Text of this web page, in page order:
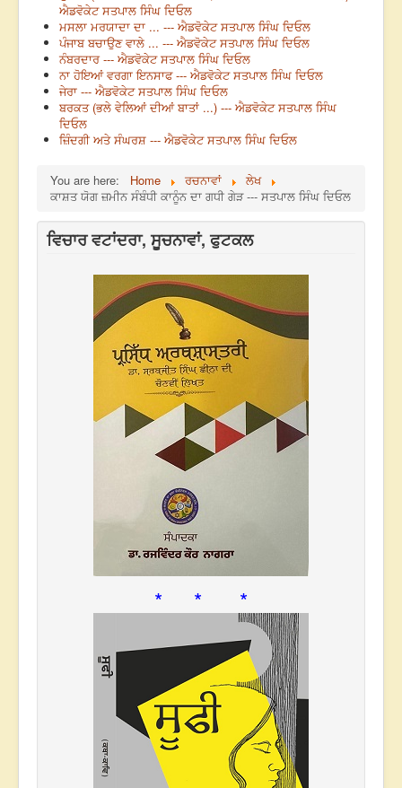
ਐਡਵੋਕੇਟ ਸਤਪਾਲ ਸਿੰਘ ਦਿਓਲ
ਮਸਲਾ ਮਰਯਾਦਾ ਦਾ ... --- ਐਡਵੋਕੇਟ ਸਤਪਾਲ ਸਿੰਘ ਦਿਓਲ
ਪੰਜਾਬ ਬਚਾਉਣ ਵਾਲੇ ... --- ਐਡਵੋਕੇਟ ਸਤਪਾਲ ਸਿੰਘ ਦਿਓਲ
ਨੰਬਰਦਾਰ --- ਐਡਵੋਕੇਟ ਸਤਪਾਲ ਸਿੰਘ ਦਿਓਲ
ਨਾ ਹੋਇਆਂ ਵਰਗਾ ਇਨਸਾਫ --- ਐਡਵੋਕੇਟ ਸਤਪਾਲ ਸਿੰਘ ਦਿਓਲ
ਜੇਰਾ --- ਐਡਵੋਕੇਟ ਸਤਪਾਲ ਸਿੰਘ ਦਿਓਲ
ਬਰਕਤ (ਭਲੇ ਵੇਲਿਆਂ ਦੀਆਂ ਬਾਤਾਂ ...) --- ਐਡਵੋਕੇਟ ਸਤਪਾਲ ਸਿੰਘ
ਦਿਓਲ
ਜ਼ਿੰਦਗੀ ਅਤੇ ਸੰਘਰਸ਼ --- ਐਡਵੋਕੇਟ ਸਤਪਾਲ ਸਿੰਘ ਦਿਓਲ
You are here: Home ਰਚਨਾਵਾਂ
ਲੇਖ
ਕਾਸ਼ਤ ਯੋਗ ਜ਼ਮੀਨ ਸੰਬੰਧੀ ਕਾਨੂੰਨ ਦਾ ਗਧੀ ਗੇੜ --- ਸਤਪਾਲ ਸਿੰਘ ਦਿਓਲ
ਵਿਚਾਰ ਵਟਾਂਦਰਾ, ਸੂਚਨਾਵਾਂ, ਫੁਟਕਲ
* * *